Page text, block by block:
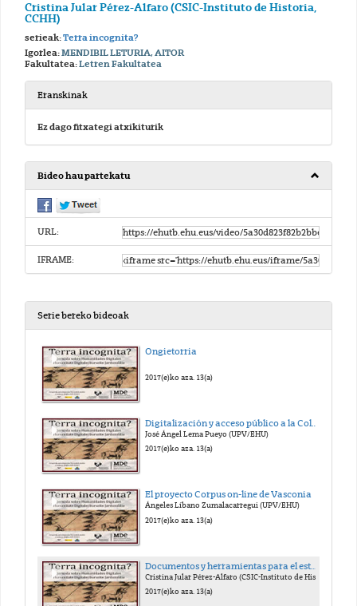
Cristina Jular Pérez-Alfaro (CSIC-Instituto de Historia,
CCHH)
serieak:Terra incognita?
Igorlea:MENDIBIL LETURIA, AITOR
Fakultatea:Letren Fakultatea
Eranskinak
Ez dago fitxategi atxikiturik
Bideo hau partekatu
URL:
IFRAME:
Serie bereko bideoak
Ongietorria
2017(e)ko aza. 13(a)
José Ángel Lema Pueyo (UPV/EHU)
2017(e)ko aza. 13(a)
El proyecto Corpus on-line de Vasconia
Ángeles Líbano Zumalacarregui (UPV/EHU)
2017(e)ko aza. 13(a)
2017(e)ko aza. 13(a)